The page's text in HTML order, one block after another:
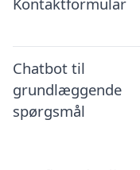
Chatbot til
grundlæggende
spørgsmål